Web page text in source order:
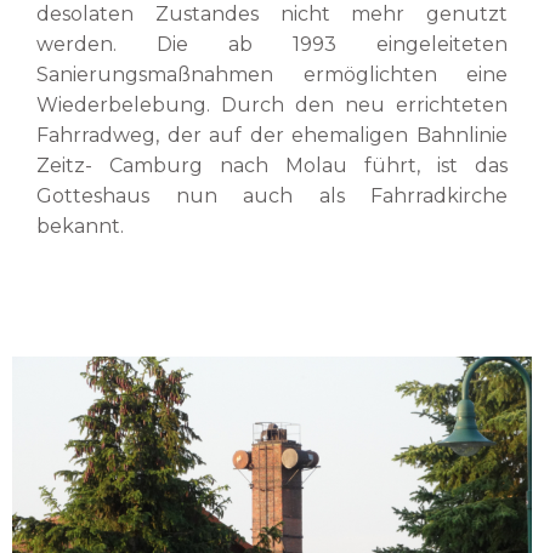
desolaten Zustandes nicht mehr genutzt
werden. Die ab 1993 eingeleiteten
Sanierungsmaßnahmen ermöglichten eine
Wiederbelebung. Durch den neu errichteten
Fahrradweg, der auf der ehemaligen Bahnlinie
Zeitz- Camburg nach Molau führt, ist das
Gotteshaus nun auch als Fahrradkirche
bekannt.